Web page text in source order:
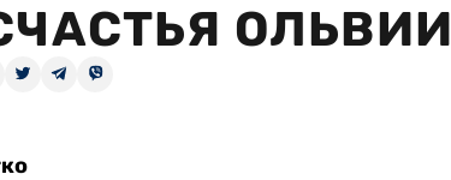
ОЛЬВИИ